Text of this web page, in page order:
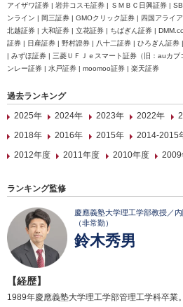
アイザワ証券 | 岩井コスモ証券 | ＳＭＢＣ日興証券 |
ンライン | 岡三証券 | GMOクリック証券 | 四国アライ
北越証券 | 大和証券 | 立花証券 | ちばぎん証券 |
証券 | 日産証券 | 野村證券 | 八十二証券 | ひろぎん証
| みずほ証券 | 三菱ＵＦＪｅスマート証券（旧：auカ
ンレー証券 | 水戸証券 | moomoo証券 | 楽天証券
過去ランキング
2025年
2024年 2023年 2022年
2018年
2016年 2015年 2014-2015
2012年度
2011年度 2010年度 2009
ランキング監修
慶應義塾大学理工学部教授／
（非常勤）
鈴木秀男
【経歴】
1989年慶應義塾大学理工学部管理工学科卒業。